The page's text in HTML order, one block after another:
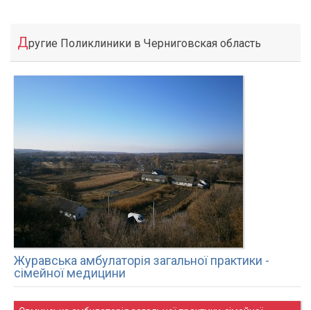
Другие Поликлиники в Черниговская область
Журавська амбулаторія загальної практики -
сімейної медицини